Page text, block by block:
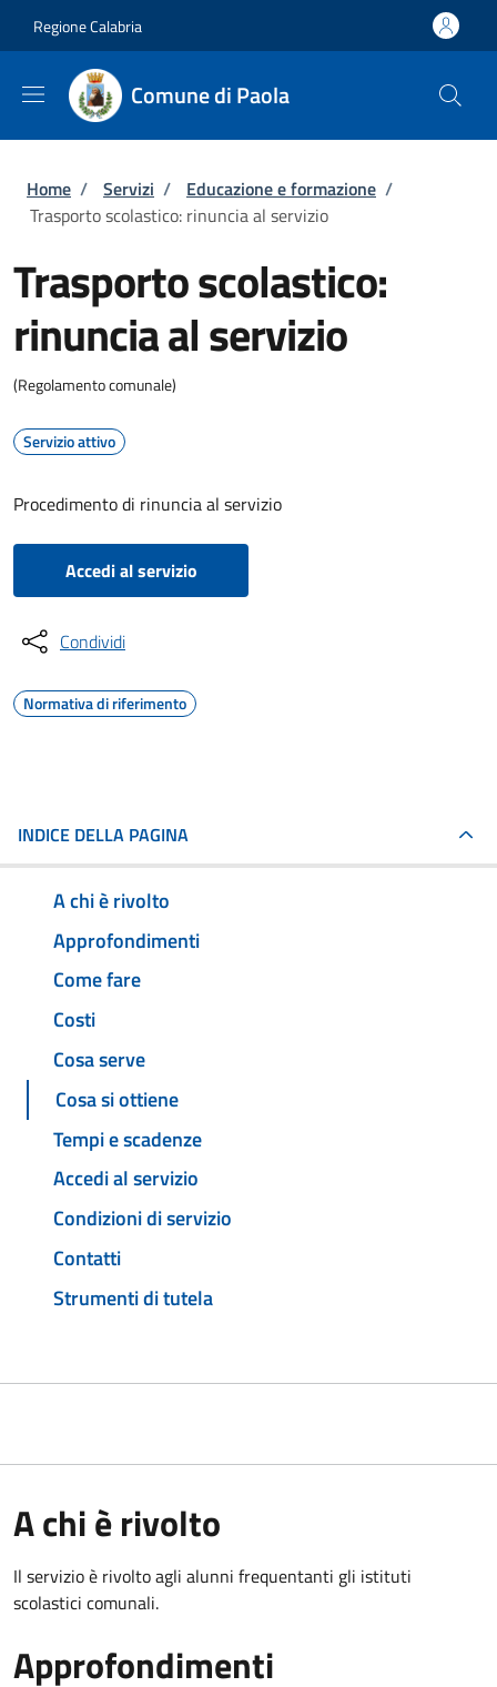
Regione Calabria
Comune di Paola
Briciole di pane
Home / Servizi / Educazione e formazione /
Trasporto scolastico: rinuncia al servizio
Trasporto scolastico:
rinuncia al servizio
(Regolamento comunale)
Servizio attivo
Procedimento di rinuncia al servizio
Accedi al servizio
Condividi
Normativa di riferimento
INDICE DELLA PAGINA
A chi è rivolto
Approfondimenti
Come fare
Costi
Cosa serve
Cosa si ottiene
Tempi e scadenze
Accedi al servizio
Condizioni di servizio
Contatti
Strumenti di tutela
A chi è rivolto
Il servizio è rivolto agli alunni frequentanti gli istituti
scolastici comunali.
Approfondimenti